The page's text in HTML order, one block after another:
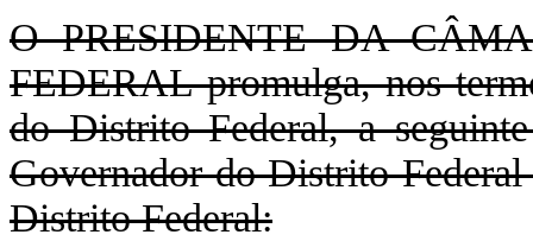
O PRESIDENTE DA
FEDERAL promulga, nos
do Distrito Federal, a
Governador do Distrito
Distrito Federal: